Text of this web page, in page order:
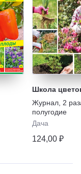
Школа
Журнал 2
полугодие
Дача
124,00 ₽